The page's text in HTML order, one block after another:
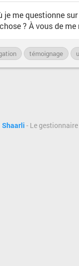
je me questionne
? À vous de me
témoignage
Shaarli - Le